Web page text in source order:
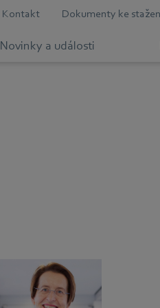
Kontakt Dokumenty ke
Novinky a události